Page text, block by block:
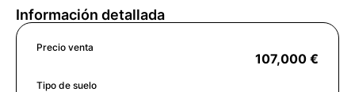
Información detallada
Precio venta
107,000 €
Tipo de suelo